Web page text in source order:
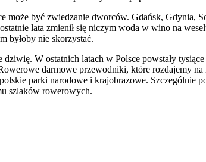
być zwiedzanie dworców. Gdańsk, Gdynia,
lata zmienił się niczym woda w wino na
byłoby nie skorzystać.
W ostatnich latach w Polsce powstały
darmowe przewodniki, które rozdajemy
parki narodowe i krajobrazowe. Szczególnie
szlaków rowerowych.